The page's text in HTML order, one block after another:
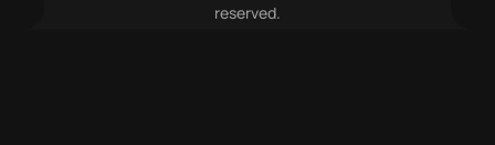
reserved.